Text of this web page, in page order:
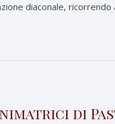
diaconale,
di